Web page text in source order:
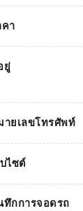
คา
ยู่
ายเลขโทรศัพท์
บไซต์
ทึกการจอดรถ